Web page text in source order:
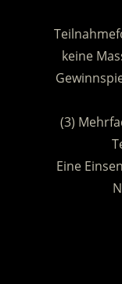
keine
(3)
Eine